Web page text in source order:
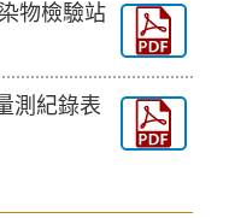
物檢驗站
測紀錄表